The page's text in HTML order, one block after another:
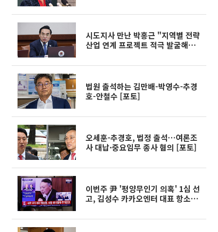
시도지사 만난 박홍근 "지역별 전략
산업 연계 프로젝트 적극 발굴해달
법원 출석하는 김만배-박영수-추경
호-안철수 [포토]
오세훈-추경호, 법정 출석…여론조
사 대납·중요임무 종사 혐의 [포토]
이번주 尹 '평양무인기 의혹' 1심 선
고, 김성수 카카오엔터 대표 항소심